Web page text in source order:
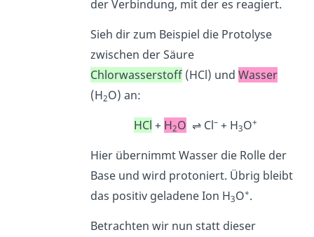
der Verbindung, mit der es reagiert.
Sieh dir zum Beispiel die Protolyse
zwischen der Säure
Chlorwasserstoff (HCl) undWasser
(H2O) an:
HCl + H2O ⇌ Cl–+ H3O+
Hier übernimmt Wasser die Rolle der
Base und wird protoniert. Übrig bleibt
das positiv geladene Ion H3O+.
Betrachten wir nun statt dieser